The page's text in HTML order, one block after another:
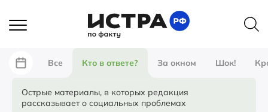
Все Кто в ответе? За окном Шок!
Острые материалы, в которых редакция
рассказывает о социальных проблемах